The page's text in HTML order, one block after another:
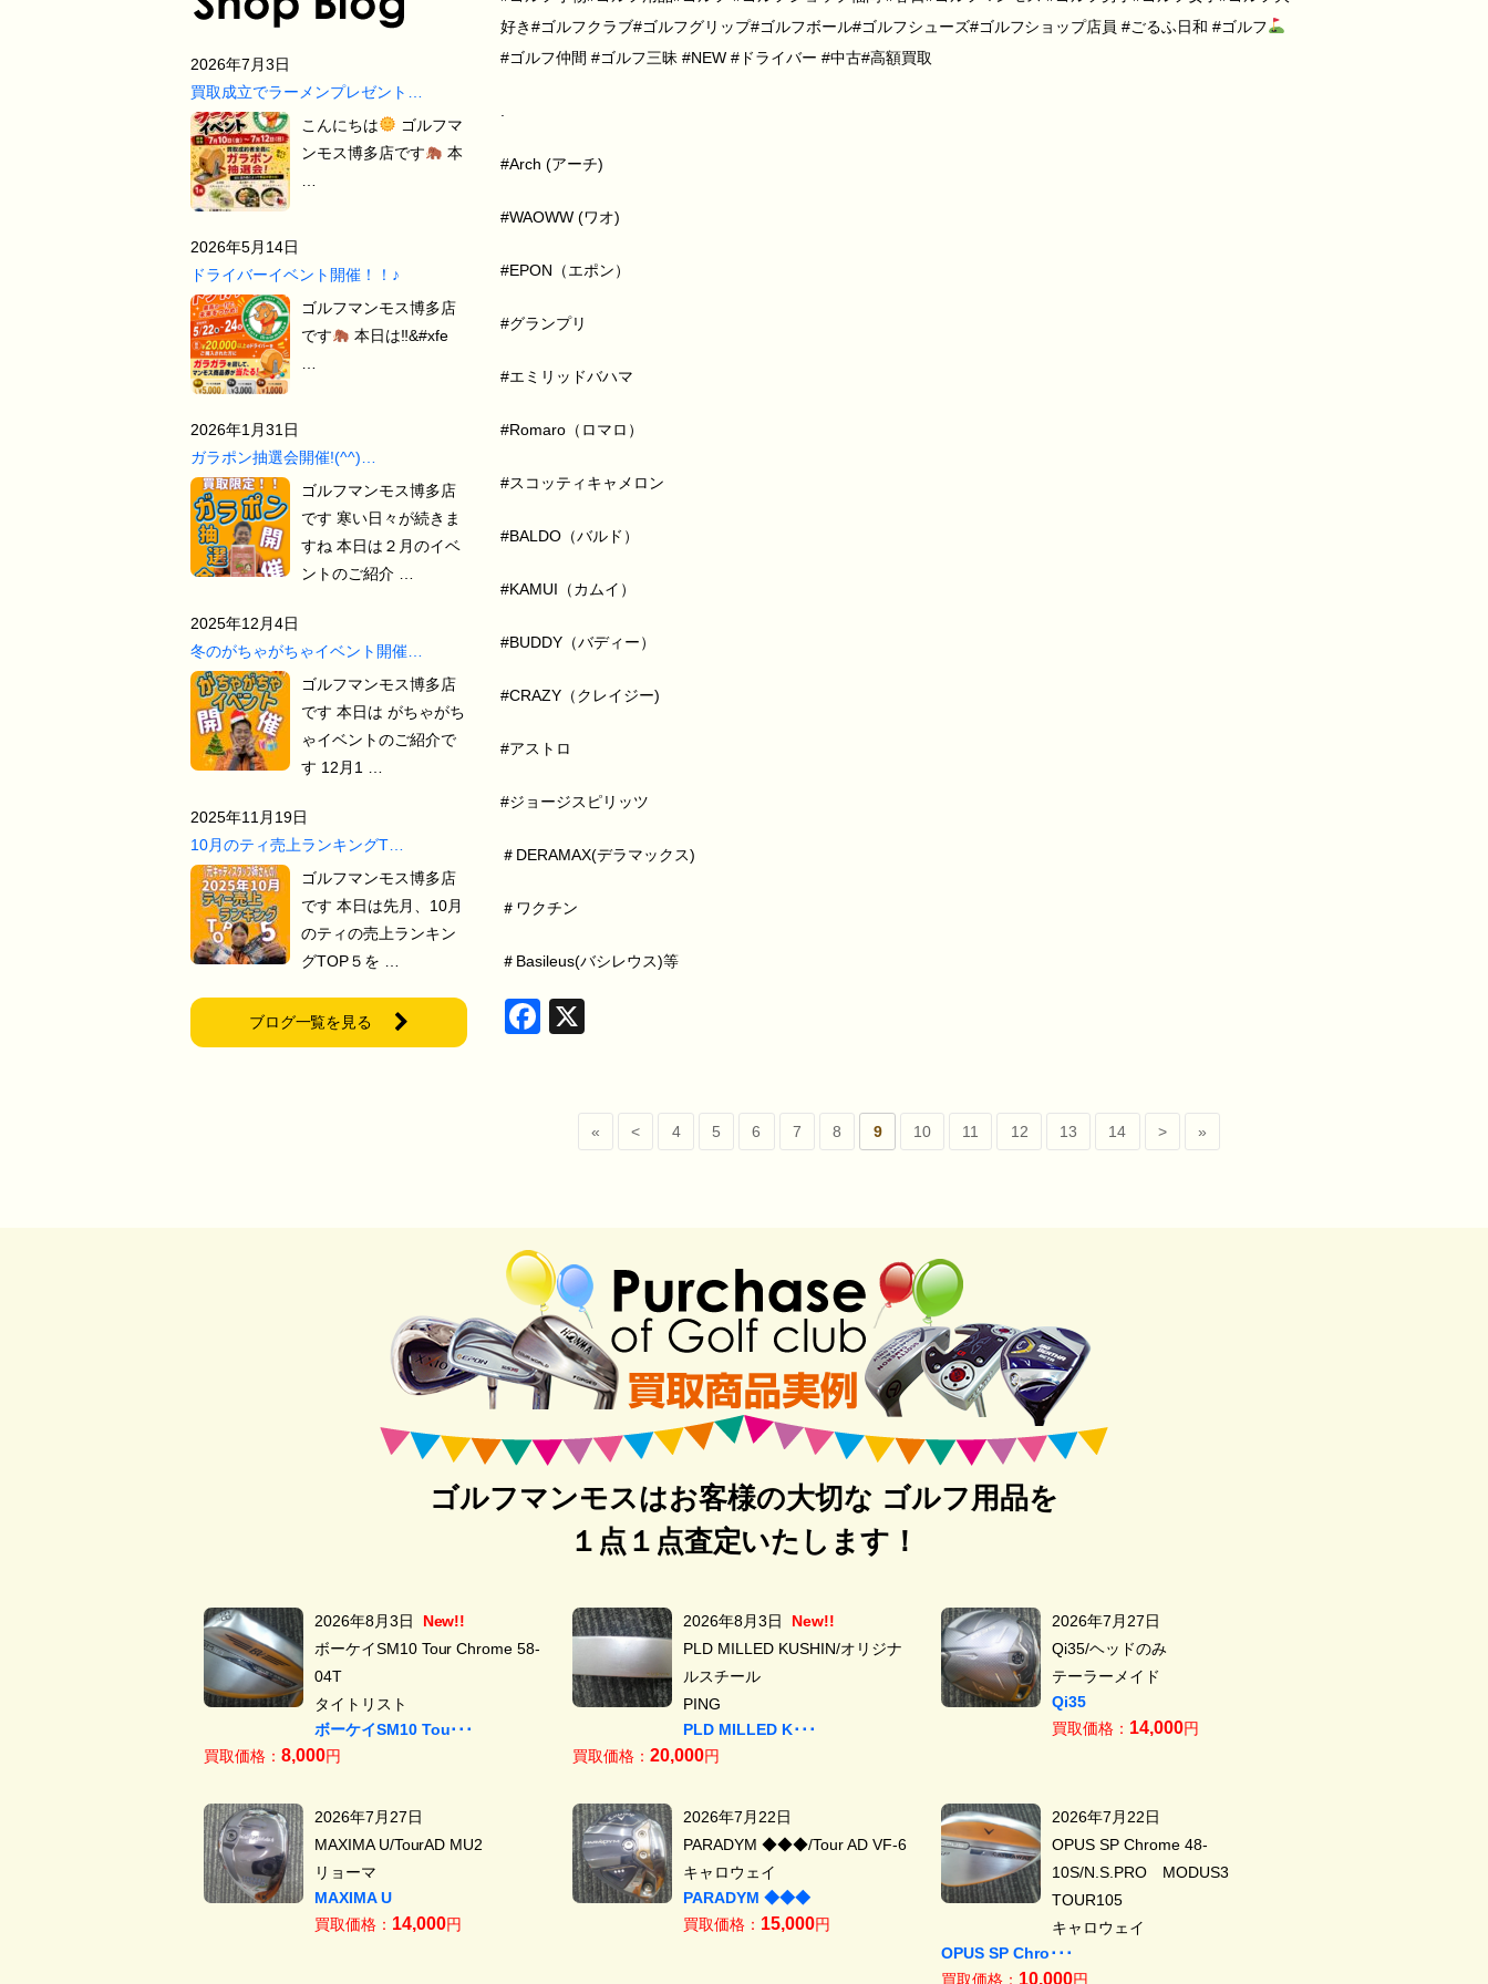
好き#ゴルフクラブ#ゴルフグリップ#ゴルフボール#ゴルフシューズ#ゴルフショップ店員 #ごるふ日和 #ゴルフ
#ゴルフ仲間 #ゴルフ三昧 #NEW #ドライバー #中古#高額買取
#Arch (アーチ)
#WAOWW (ワオ)
#EPON（エポン）
#グランプリ
#エミリッドバハマ
#Romaro（ロマロ）
#スコッティキャメロン
#BALDO（バルド）
#KAMUI（カムイ）
#BUDDY（バディー）
#CRAZY（クレイジー)
#アストロ
#ジョージスピリッツ
＃DERAMAX(デラマックス)
＃ワクチン
＃Basileus(バシレウス)等
Facebook
« < 4 5 6 7 8 9 10 11 12 13 14 > »
2026年7月3日
買取成立でラーメンプレゼント…
こんにちは
ゴルフマ
ンモス博多店です
本
2026年5月14日
ドライバーイベント開催！！♪
ゴルフマンモス博多店
です
本日は‼&#xfe
2026年1月31日
ガラポン抽選会開催!(^^)…
ゴルフマンモス博多店
です 寒い日々が続きま
すね 本日は２月のイベ
ントのご紹介 …
2025年12月4日
冬のがちゃがちゃイベント開催…
ゴルフマンモス博多店
です 本日は がちゃがち
ゃイベントのご紹介で
す 12月1 …
2025年11月19日
10月のティ売上ランキングT…
ゴルフマンモス博多店
です 本日は先月、10月
のティの売上ランキン
グTOP５を …
ブログ一覧を見る
ゴルフマンモスはお客様の大切な ゴルフ用品を
１点１点査定いたします！
2026年8月3日
New!!
ボーケイSM10 Tour Chrome 58-
04T
タイトリスト
ボーケイSM10 Tou･･･
買取価格： 8,000円
2026年8月3日
New!!
PLD MILLED KUSHIN/オリジナ
ルスチール
PING
PLD MILLED K･･･
買取価格： 20,000円
2026年7月27日
Qi35/ヘッドのみ
テーラーメイド
Qi35
買取価格： 14,000円
2026年7月27日
MAXIMA U/TourAD MU2
リョーマ
MAXIMA U
買取価格： 14,000円
2026年7月22日
PARADYM ◆◆◆/Tour AD VF-6
キャロウェイ
PARADYM ◆◆◆
買取価格： 15,000円
2026年7月22日
OPUS SP Chrome 48-
10S/N.S.PRO MODUS3
TOUR105
キャロウェイ
OPUS SP Chro･･･
買取価格： 10,000円